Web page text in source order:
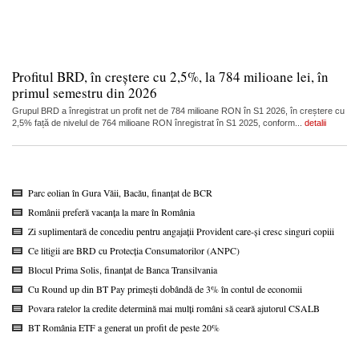
Profitul BRD, în creștere cu 2,5%, la 784 milioane lei, în
primul semestru din 2026
Grupul BRD a înregistrat un profit net de 784 milioane RON în S1 2026, în creștere cu
2,5% față de nivelul de 764 milioane RON înregistrat în S1 2025, conform... detalii
Parc eolian în Gura Văii, Bacău, finanțat de BCR
Românii preferă vacanța la mare în România
Zi suplimentară de concediu pentru angajații Provident care-și cresc singuri copiii
Ce litigii are BRD cu Protecția Consumatorilor (ANPC)
Blocul Prima Solis, finanțat de Banca Transilvania
Cu Round up din BT Pay primești dobândă de 3% în contul de economii
Povara ratelor la credite determină mai mulți români să ceară ajutorul CSALB
BT România ETF a generat un profit de peste 20%